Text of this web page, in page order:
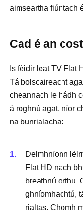
aimseartha fiúntach
Cad é an
Is féidir leat TV Flat
Tá bolscaireacht
cheannach le hádh
á roghnú agat, níor
na bunrialacha:
Deimhníonn
Flat HD nach
breathnú orthu.
ghníomhachtú,
rialtas. Chomh